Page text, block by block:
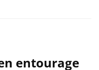
entourage